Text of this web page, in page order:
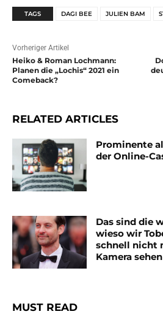
TAGS DAGI BEE JULIEN BAM
Vorheriger Artikel
Heiko & Roman Lochmann:
Planen die „Lochis“ 2021 ein
Comeback?
RELATED ARTICLES
Prominente
der Online-
Das sind die
wieso wir
schnell nicht
Kamera
MUST READ